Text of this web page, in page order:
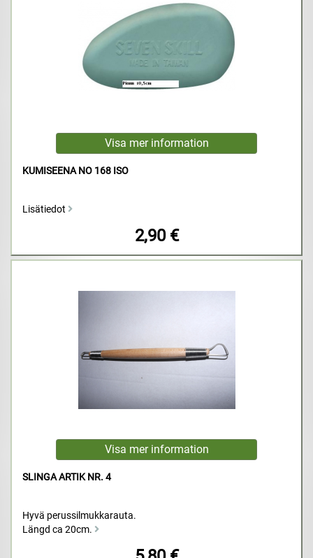
KUMISEENA NO 168 ISO
Lisätiedot
2,90 €
SLINGA ARTIK NR. 4
Hyvä perussilmukkarauta.
Längd ca 20cm.